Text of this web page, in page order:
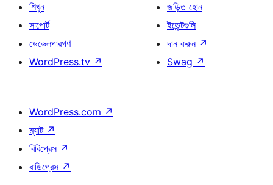
শিখুন
সাপোর্ট
ডেভেলপারগণ
WordPress.tv ↗
জড়িত হোন
ইভেন্টগুলি
দান করুন ↗
Swag ↗
WordPress.com ↗
ম্যাট ↗
বিবিপ্রেস ↗
বাডিপ্রেস ↗